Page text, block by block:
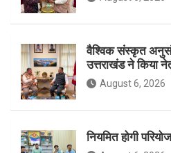
k
m
वैश्विक संस्कृत
उत्तराखंड ने किया
August 6, 2026
नियमित होगी